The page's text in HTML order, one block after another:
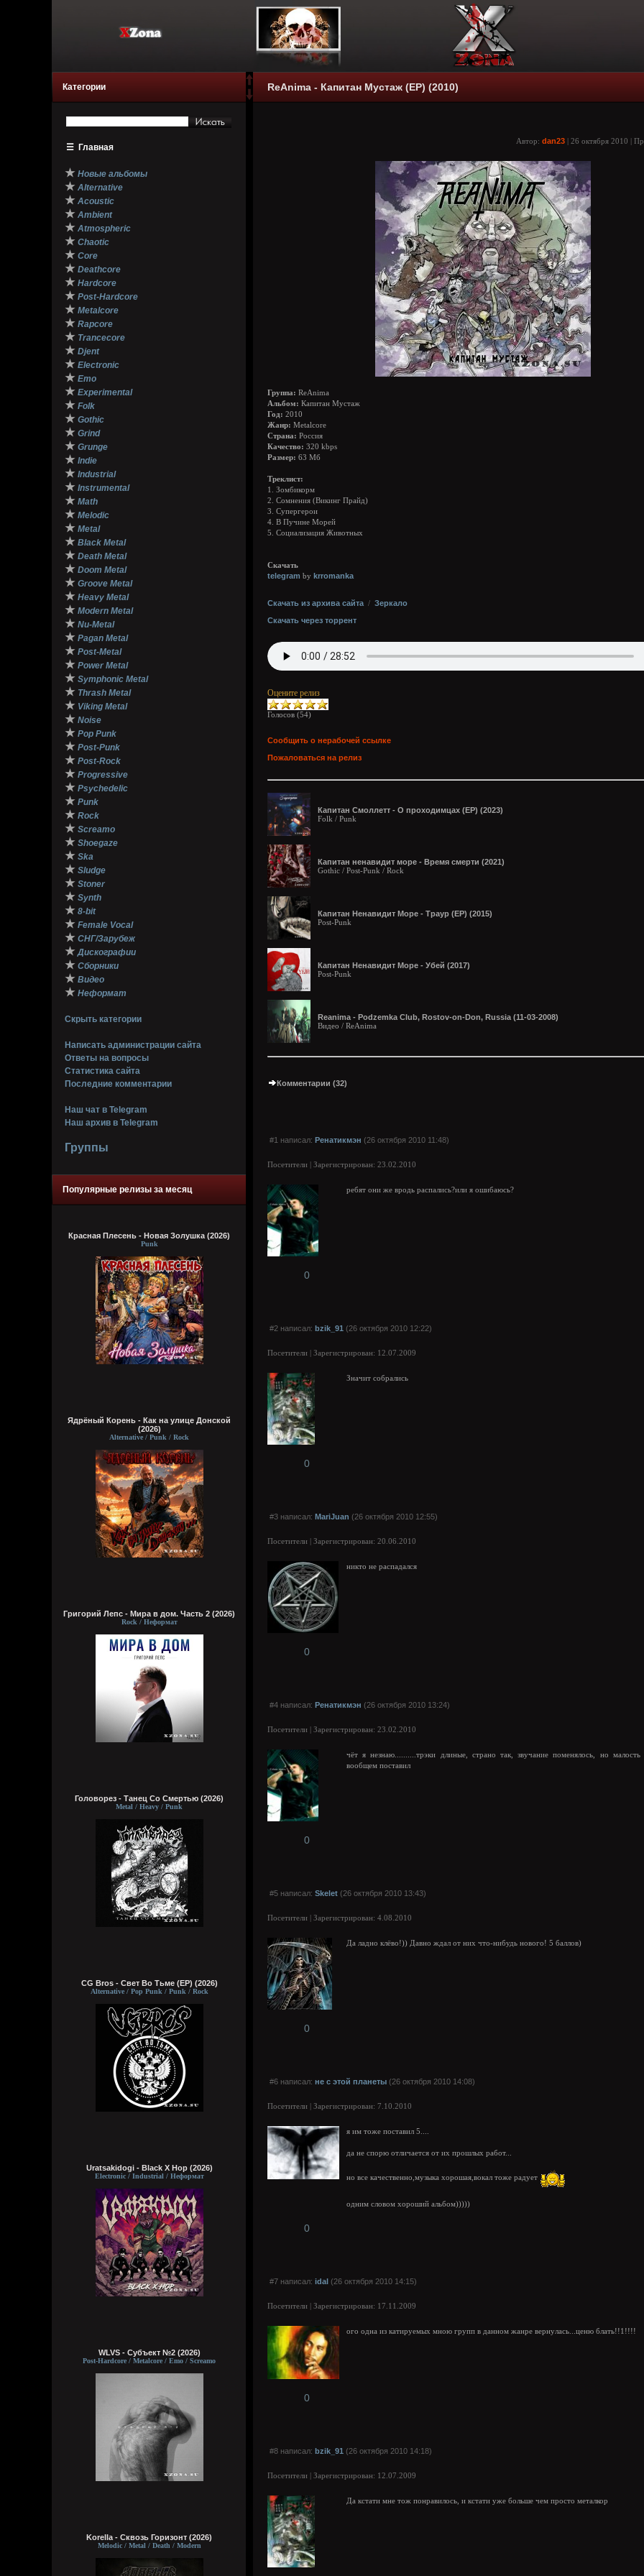
Категории
☰ Главная
★ Новые альбомы
★ Alternative
★ Acoustic
★ Ambient
★ Atmospheric
★ Chaotic
★ Core
★ Deathcore
★ Hardcore
★ Post-Hardcore
★ Metalcore
★ Rapcore
★ Trancecore
★ Djent
★ Electronic
★ Emo
★ Experimental
★ Folk
★ Gothic
★ Grind
★ Grunge
★ Indie
★ Industrial
★ Instrumental
★ Math
★ Melodic
★ Metal
★ Black Metal
★ Death Metal
★ Doom Metal
★ Groove Metal
★ Heavy Metal
★ Modern Metal
★ Nu-Metal
★ Pagan Metal
★ Post-Metal
★ Power Metal
★ Symphonic Metal
★ Thrash Metal
★ Viking Metal
★ Noise
★ Pop Punk
★ Post-Punk
★ Post-Rock
★ Progressive
★ Psychedelic
★ Punk
★ Rock
★ Screamo
★ Shoegaze
★ Ska
★ Sludge
★ Stoner
★ Synth
★ 8-bit
★ Female Vocal
★ СНГ/Зарубеж
★ Дискографии
★ Сборники
★ Видео
★ Неформат
Скрыть категории
Написать администрации сайта
Ответы на вопросы
Статистика сайта
Последние комментарии
Наш чат в Telegram
Наш архив в Telegram
Группы
Популярные релизы за месяц
Красная Плесень - Новая Золушка (2026)
Punk
Ядрёный Корень - Как на улице Донской
(2026)
Alternative / Punk / Rock
Григорий Лепс - Мира в дом. Часть 2 (2026)
Rock / Неформат
Головорез - Tанец Со Смертью (2026)
Metal / Heavy / Punk
CG Bros - Свет Во Тьме (EP) (2026)
Alternative / Pop Punk / Punk / Rock
Uratsakidogi - Black X Hop (2026)
Electronic / Industrial / Неформат
WLVS - Субъект №2 (2026)
Post-Hardcore / Metalcore / Emo / Screamo
Korella - Сквозь Горизонт (2026)
Melodic / Metal / Death / Modern
ReAnima - Капитан Мустаж (EP) (2010)
Автор: dan23 | 26 октября 2010 |
Группа: ReAnima
Альбом: Капитан Мустаж
Год: 2010
Жанр: Metalcore
Страна: Россия
Качество: 320 kbps
Размер: 63 Мб
Треклист:
1. Зомбикорм
2. Сомнения (Викинг Прайд)
3. Супергерои
4. В Пучине Морей
5. Социализация Животных
Скачать
telegram by krromanka
Скачать из архива сайта / Зеркало
Скачать через торрент
Оцените релиз
Голосов (54)
Сообщить о нерабочей ссылке
Пожаловаться на релиз
Капитан Смоллетт - О проходимцах (EP) (2023)
Folk / Punk
Капитан ненавидит море - Время смерти (2021)
Gothic / Post-Punk / Rock
Капитан Ненавидит Море - Траур (ЕР) (2015)
Post-Punk
Капитан Ненавидит Море - Убей (2017)
Post-Punk
Reanima - Podzemka Club, Rostov-on-Don, Russia (11-03-2008)
Видео / ReAnima
Комментарии (32)
#1 написал: Ренатикмэн (26 октября 2010 11:48)
Посетители | Зарегистрирован: 23.02.2010
ребят они же вродь распались?или я ошибаюсь?
0
#2 написал: bzik_91 (26 октября 2010 12:22)
Посетители | Зарегистрирован: 12.07.2009
Значит собрались
0
#3 написал: MariJuan (26 октября 2010 12:55)
Посетители | Зарегистрирован: 20.06.2010
никто не распадался
0
#4 написал: Ренатикмэн (26 октября 2010 13:24)
Посетители | Зарегистрирован: 23.02.2010
чёт я незнаю..........трэки длиные, страно так, звучание поменялось, но малость
вообщем поставил
0
#5 написал: Skelet (26 октября 2010 13:43)
Посетители | Зарегистрирован: 4.08.2010
Да ладно клёво!)) Давно ждал от них что-нибудь нового! 5 баллов)
0
#6 написал: не с этой планеты (26 октября 2010 14:08)
Посетители | Зарегистрирован: 7.10.2010
я им тоже поставил 5....
да не спорю отличается от их прошлых работ...
но все качественно,музыка хорошая,вокал тоже радует
одним словом хороший альбом)))))
0
#7 написал: idal (26 октября 2010 14:15)
Посетители | Зарегистрирован: 17.11.2009
ого одна из катируемых мною групп в данном жанре вернулась...ценю блать!!1!!!!
0
#8 написал: bzik_91 (26 октября 2010 14:18)
Посетители | Зарегистрирован: 12.07.2009
Да кстати мне тож понравилось, и кстати уже больше чем просто металкор